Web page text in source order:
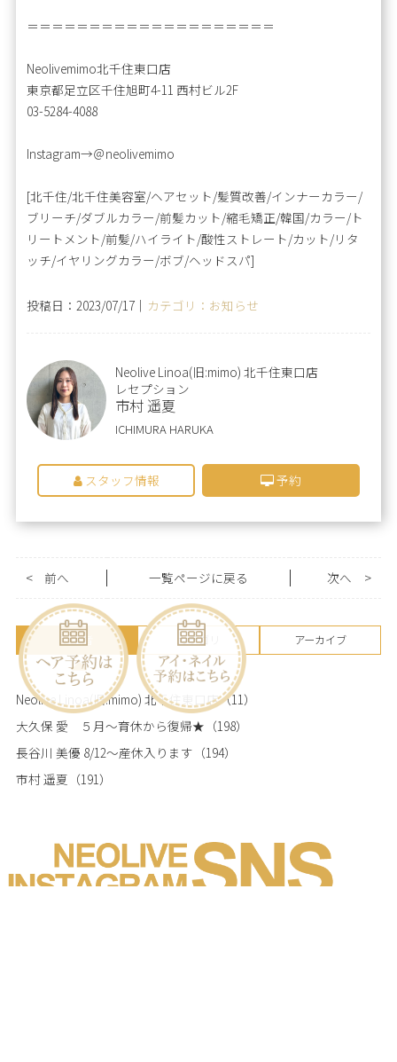
＝＝＝＝＝＝＝＝＝＝＝＝＝＝＝＝＝＝＝＝
Neolivemimo北千住東口店
東京都足立区千住旭町4-11 西村ビル2F
03-5284-4088
Instagram→＠neolivemimo
[北千住/北千住美容室/ヘアセット/髪質改善/インナーカラー/
ブリーチ/ダブルカラー/前髪カット/縮毛矯正/韓国/カラー/ト
リートメント/前髪/ハイライト/酸性ストレート/カット/リタ
ッチ/イヤリングカラー/ボブ/ヘッドスパ]
投稿日：2023/07/17｜ カテゴリ：お知らせ
Neolive Linoa(旧:mimo) 北千住東口店
レセプション
市村 遥夏
ICHIMURA HARUKA
スタッフ情報 予約
< 前へ 一覧ページに戻る >
次へ
投稿者 カテゴリ アーカイブ
Neolive Linoa(旧:mimo) 北千住東口店（11）
大久保 愛 ５月～育休から復帰★ （198）
長谷川 美優 8/12～産休入ります （194）
市村 遥夏 （191）